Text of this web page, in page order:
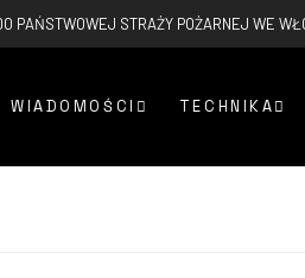
PAŃSTWOWEJ STRAŻY POŻARNEJ WE
WIADOMOŚCI TECHNIKA